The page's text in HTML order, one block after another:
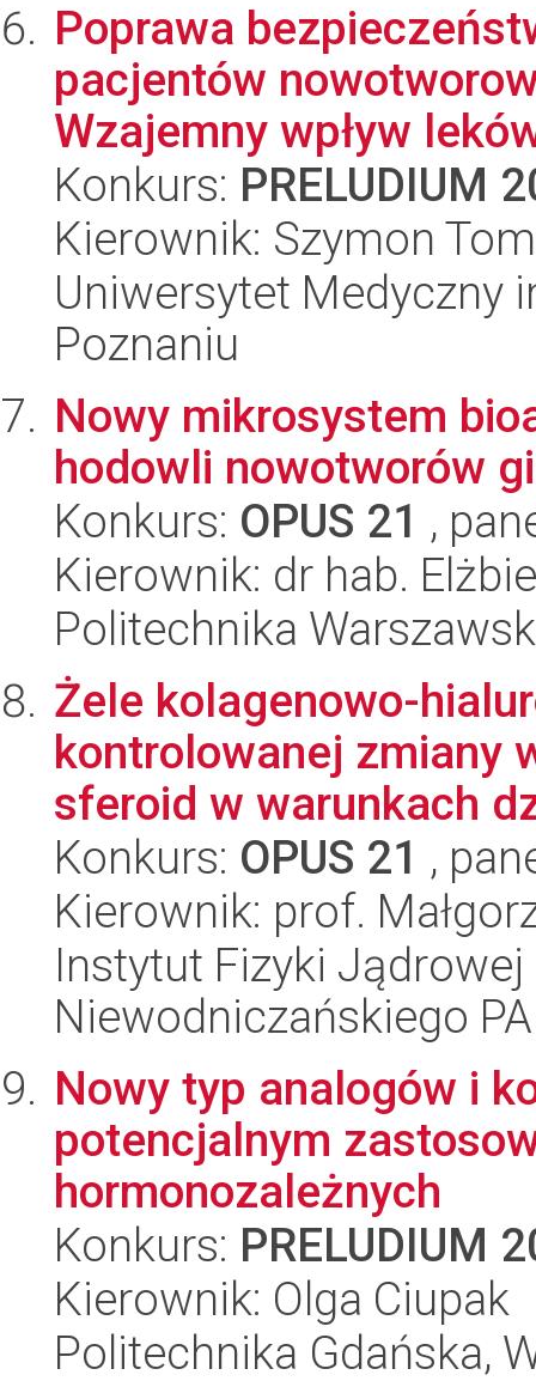
Poprawa
pacjentów
Wzajemny wpływ
Konkurs: PRELUDIUM
Kierownik: Szymon
Uniwersytet Medyczny
Poznaniu
Nowy mikrosystem
hodowli nowotworów
Konkurs: OPUS 21 ,
Kierownik: dr hab.
Politechnika
Żele kolagenowo-
kontrolowanej zmiany
sferoid w warunkach
Konkurs: OPUS 21 ,
Kierownik: prof.
Instytut Fizyki
Niewodniczańskiego
Nowy typ analogów i
potencjalnym
hormonozależnych
Konkurs: PRELUDIUM
Kierownik: Olga Ciupak
Politechnika Gdańska,